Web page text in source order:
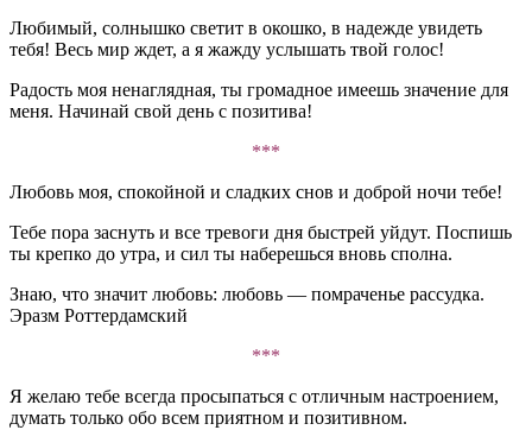
Любимый, солнышко светит в окошко, в надежде увидеть
тебя! Весь мир ждет, а я жажду услышать твой голос!
Радость моя ненаглядная, ты громадное имеешь значение для
меня. Начинай свой день с позитива!
***
Любовь моя, спокойной и сладких снов и доброй ночи тебе!
Тебе пора заснуть и все тревоги дня быстрей уйдут. Поспишь
ты крепко до утра, и сил ты наберешься вновь сполна.
Знаю, что значит любовь: любовь — помраченье рассудка.
Эразм Роттердамский
***
Я желаю тебе всегда просыпаться с отличным настроением,
думать только обо всем приятном и позитивном.